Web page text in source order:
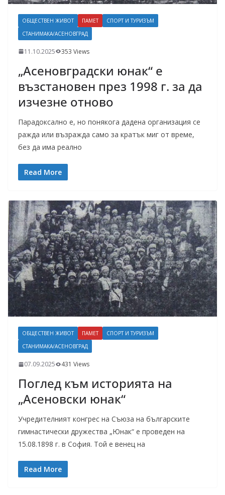
ОБЩЕСТВЕН ЖИВОТ ПАМЕТ
СПОРТ И ТУРИЗЪМ
СТАНИМАКА/АСЕНОВГРАД
11.10.2025 353 Views
„Асеновградски юнак“ е
възстановен през 1998 г. за да
изчезне отново
Парадоксално е, но понякога дадена организация се
ражда или възражда само за кратък миг от време,
без да има реално
Read More
ОБЩЕСТВЕН ЖИВОТ ПАМЕТ
СПОРТ И ТУРИЗЪМ
СТАНИМАКА/АСЕНОВГРАД
07.09.2025 431 Views
Поглед към историята на
„Асеновски юнак“
Учредителният конгрес на Съюза на българските
гимнастически дружества „Юнак“ е проведен на
15.08.1898 г. в София. Той е венец на
Read More